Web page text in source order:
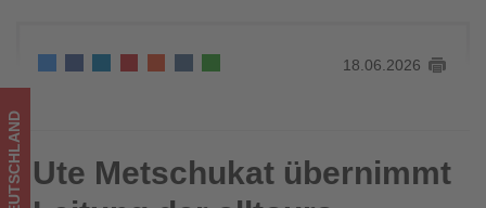
Wissen,
was
im
18.06.2026
Ute Metschukat übernimmt Leitung der alltours
Vertriebsregion Nord
DEUTSCHLAND Ute Metschukat übernimmt